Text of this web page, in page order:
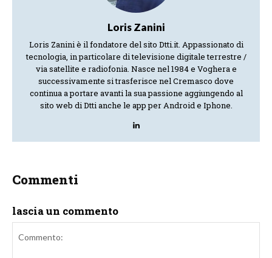
Loris Zanini
Loris Zanini è il fondatore del sito Dtti.it. Appassionato di
tecnologia, in particolare di televisione digitale terrestre /
via satellite e radiofonia. Nasce nel 1984 e Voghera e
successivamente si trasferisce nel Cremasco dove
continua a portare avanti la sua passione aggiungendo al
sito web di Dtti anche le app per Android e Iphone.
Commenti
lascia un commento